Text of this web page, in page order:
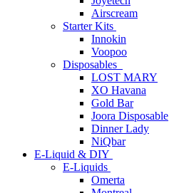
Airscream
Starter Kits
Innokin
Voopoo
Disposables
LOST MARY
XO Havana
Gold Bar
Joora Disposable
Dinner Lady
NiQbar
E-Liquid & DIY
E-Liquids
Omerta